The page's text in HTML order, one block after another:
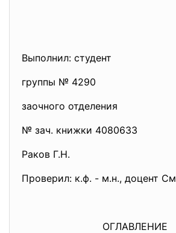
Выполнил: студент
группы № 4290
заочного отделения
№ зач. книжки 4080633
Раков Г.Н.
Проверил: к.ф. - м.н., доцент
ОГЛАВЛЕНИЕ